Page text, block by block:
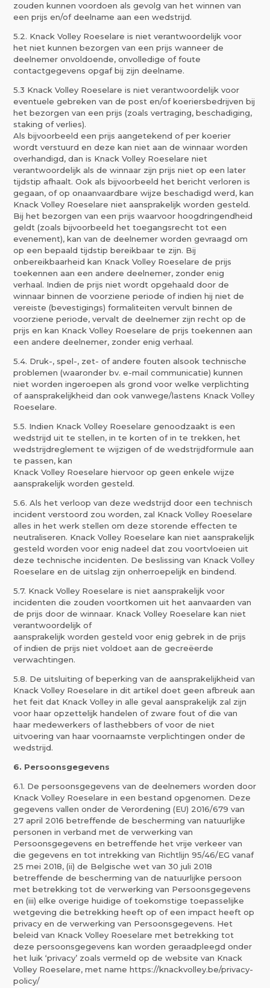
zouden kunnen voordoen als gevolg van het winnen van
een prijs en/of deelname aan een wedstrijd.
5.2. Knack Volley Roeselare is niet verantwoordelijk voor
het niet kunnen bezorgen van een prijs wanneer de
deelnemer onvoldoende, onvolledige of foute
contactgegevens opgaf bij zijn deelname.
5.3 Knack Volley Roeselare is niet verantwoordelijk voor
eventuele gebreken van de post en/of koeriersbedrijven bij
het bezorgen van een prijs (zoals vertraging, beschadiging,
staking of verlies).
Als bijvoorbeeld een prijs aangetekend of per koerier
wordt verstuurd en deze kan niet aan de winnaar worden
overhandigd, dan is Knack Volley Roeselare niet
verantwoordelijk als de winnaar zijn prijs niet op een later
tijdstip afhaalt. Ook als bijvoorbeeld het bericht verloren is
gegaan, of op onaanvaardbare wijze beschadigd werd, kan
Knack Volley Roeselare niet aansprakelijk worden gesteld.
Bij het bezorgen van een prijs waarvoor hoogdringendheid
geldt (zoals bijvoorbeeld het toegangsrecht tot een
evenement), kan van de deelnemer worden gevraagd om
op een bepaald tijdstip bereikbaar te zijn. Bij
onbereikbaarheid kan Knack Volley Roeselare de prijs
toekennen aan een andere deelnemer, zonder enig
verhaal. Indien de prijs niet wordt opgehaald door de
winnaar binnen de voorziene periode of indien hij niet de
vereiste (bevestigings) formaliteiten vervult binnen de
voorziene periode, vervalt de deelnemer zijn recht op de
prijs en kan Knack Volley Roeselare de prijs toekennen aan
een andere deelnemer, zonder enig verhaal.
5.4. Druk-, spel-, zet- of andere fouten alsook technische
problemen (waaronder bv. e-mail communicatie) kunnen
niet worden ingeroepen als grond voor welke verplichting
of aansprakelijkheid dan ook vanwege/lastens Knack Volley
Roeselare.
5.5. Indien Knack Volley Roeselare genoodzaakt is een
wedstrijd uit te stellen, in te korten of in te trekken, het
wedstrijdreglement te wijzigen of de wedstrijdformule aan
te passen, kan
Knack Volley Roeselare hiervoor op geen enkele wijze
aansprakelijk worden gesteld.
5.6. Als het verloop van deze wedstrijd door een technisch
incident verstoord zou worden, zal Knack Volley Roeselare
alles in het werk stellen om deze storende effecten te
neutraliseren. Knack Volley Roeselare kan niet aansprakelijk
gesteld worden voor enig nadeel dat zou voortvloeien uit
deze technische incidenten. De beslissing van Knack Volley
Roeselare en de uitslag zijn onherroepelijk en bindend.
5.7. Knack Volley Roeselare is niet aansprakelijk voor
incidenten die zouden voortkomen uit het aanvaarden van
de prijs door de winnaar. Knack Volley Roeselare kan niet
verantwoordelijk of
aansprakelijk worden gesteld voor enig gebrek in de prijs
of indien de prijs niet voldoet aan de gecreëerde
verwachtingen.
5.8. De uitsluiting of beperking van de aansprakelijkheid van
Knack Volley Roeselare in dit artikel doet geen afbreuk aan
het feit dat Knack Volley in alle geval aansprakelijk zal zijn
voor haar opzettelijk handelen of zware fout of die van
haar medewerkers of lasthebbers of voor de niet
uitvoering van haar voornaamste verplichtingen onder de
wedstrijd.
6. Persoonsgegevens
6.1. De persoonsgegevens van de deelnemers worden door
Knack Volley Roeselare in een bestand opgenomen. Deze
gegevens vallen onder de Verordening (EU) 2016/679 van
27 april 2016 betreffende de bescherming van natuurlijke
personen in verband met de verwerking van
Persoonsgegevens en betreffende het vrije verkeer van
die gegevens en tot intrekking van Richtlijn 95/46/EG vanaf
25 mei 2018, (ii) de Belgische wet van 30 juli 2018
betreffende de bescherming van de natuurlijke persoon
met betrekking tot de verwerking van Persoonsgegevens
en (iii) elke overige huidige of toekomstige toepasselijke
wetgeving die betrekking heeft op of een impact heeft op
privacy en de verwerking van Persoonsgegevens. Het
beleid van Knack Volley Roeselare met betrekking tot
deze persoonsgegevens kan worden geraadpleegd onder
het luik ‘privacy’ zoals vermeld op de website van Knack
Volley Roeselare, met name https://knackvolley.be/privacy-
policy/